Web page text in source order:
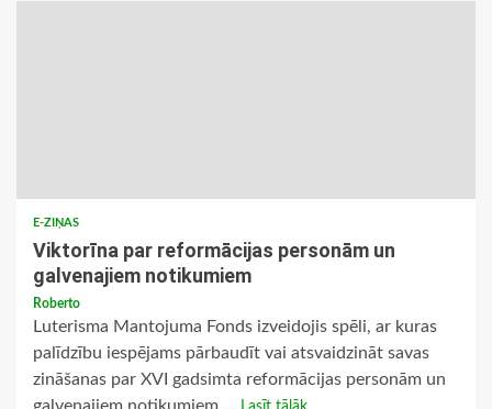
E-ZIŅAS
Viktorīna par reformācijas personām un
galvenajiem notikumiem
Roberto
Luterisma Mantojuma Fonds izveidojis spēli, ar kuras
palīdzību iespējams pārbaudīt vai atsvaidzināt savas
zināšanas par XVI gadsimta reformācijas personām un